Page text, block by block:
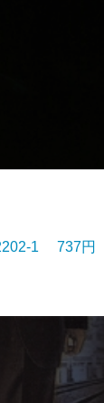
1 737円